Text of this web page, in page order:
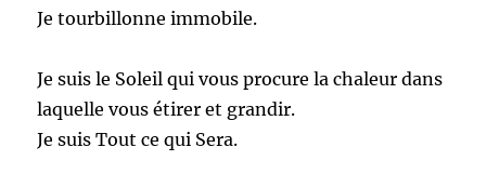
Je tourbillonne immobile.
Je suis le Soleil qui vous procure la chaleur dans
laquelle vous étirer et grandir.
Je suis Tout ce qui Sera.